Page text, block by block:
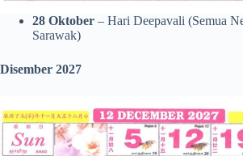
28 Oktober – Hari Deepavali (Semua
Sarawak)
Disember 2027